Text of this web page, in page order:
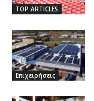
TOP ARTICLES
Επιχειρήσεις